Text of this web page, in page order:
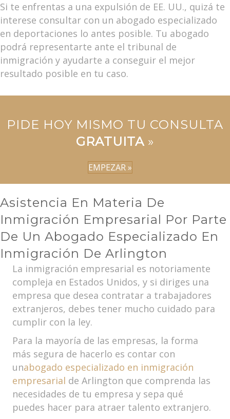
Si te enfrentas a una expulsión de EE. UU., quizá te
interese consultar con un abogado especializado
en deportaciones lo antes posible. Tu abogado
podrá representarte ante el tribunal de
inmigración y ayudarte a conseguir el mejor
resultado posible en tu caso.
PIDE HOY MISMO TU CONSULTA
GRATUITA»
EMPEZAR »
Asistencia En Materia De
Inmigración Empresarial Por Parte
De Un Abogado Especializado En
Inmigración De Arlington
La inmigración empresarial es notoriamente
compleja en Estados Unidos, y si diriges una
empresa que desea contratar a trabajadores
extranjeros, debes tener mucho cuidado para
cumplir con la ley.
Para la mayoría de las empresas, la forma
más segura de hacerlo es contar con
unabogado especializado en inmigración
empresarial de Arlington que comprenda las
necesidades de tu empresa y sepa qué
puedes hacer para atraer talento extranjero.